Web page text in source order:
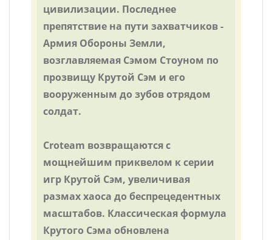
цивилизации. Последнее
препятствие на пути захватчиков -
Армия Обороны Земли,
возглавляемая Сэмом Стоуном по
прозвищу Крутой Сэм и его
вооруженным до зубов отрядом
солдат.
Croteam возвращаются с
мощнейшим приквелом к серии
игр Крутой Сэм, увеличивая
размах хаоса до беспрецедентных
масштабов. Классическая формула
Крутого Сэма обновлена